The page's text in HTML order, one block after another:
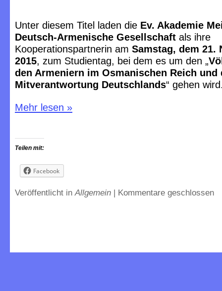
Unter diesem Titel laden die Ev. Akademie
Deutsch-Armenische Gesellschaft als ihre
Kooperationspartnerin am Samstag, dem 21.
2015, zum Studientag, bei dem es um den „
den Armeniern im Osmanischen Reich und
Mitverantwortung Deutschlands“ gehen
Mehr lesen »
Teilen mit:
Facebook
Veröffentlicht inAllgemein | Kommentare geschlossen